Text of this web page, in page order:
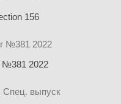
156
2022